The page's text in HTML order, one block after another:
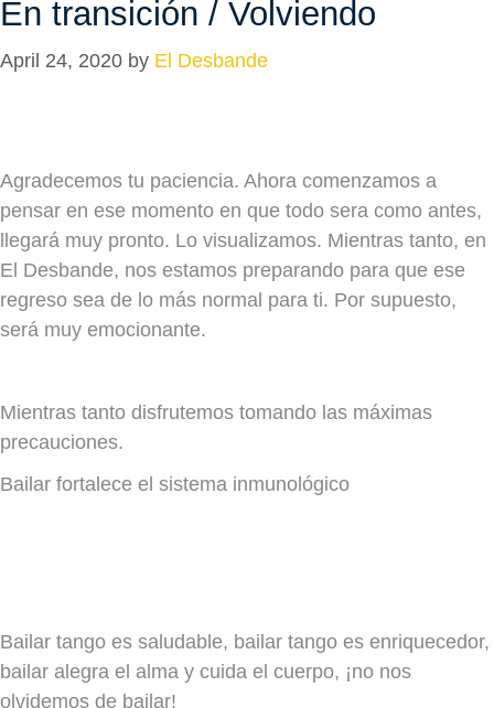
En transición / Volviendo
April 24, 2020 by El Desbande
Agradecemos tu paciencia. Ahora comenzamos a
pensar en ese momento en que todo sera como antes,
llegará muy pronto. Lo visualizamos. Mientras tanto, en
El Desbande, nos estamos preparando para que ese
regreso sea de lo más normal para ti. Por supuesto,
será muy emocionante.
Mientras tanto disfrutemos tomando las máximas
precauciones.
Bailar fortalece el sistema inmunológico
Bailar tango es saludable, bailar tango es enriquecedor,
bailar alegra el alma y cuida el cuerpo, ¡no nos
olvidemos de bailar!